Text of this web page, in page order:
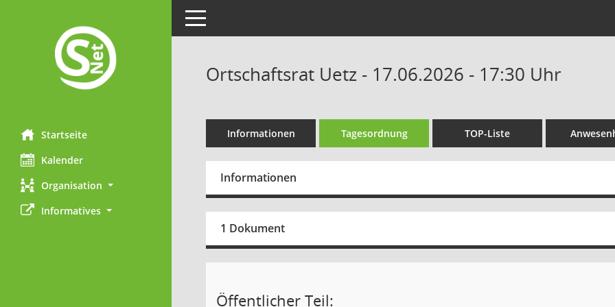
Startseite
Kalender
Organisation
Informatives
Toggle navigation
Ortschaftsrat Uetz - 17.06.2026 - 17:30 Uhr
Informationen Tagesordnung TOP-Liste
Informationen
1 Dokument
Öffentlicher Teil: